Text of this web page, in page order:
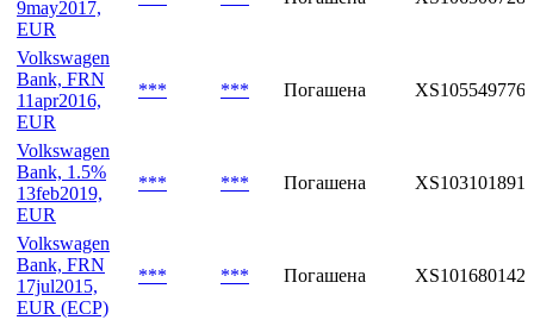
9may2017,
EUR
Volkswagen
Bank, FRN
11apr2016,
EUR
*** *** Погашена XS1055497769
Volkswagen
Bank, 1.5%
13feb2019,
EUR
*** *** Погашена XS1031018911
Volkswagen
Bank, FRN
17jul2015,
EUR (ECP)
*** *** Погашена XS1016801422